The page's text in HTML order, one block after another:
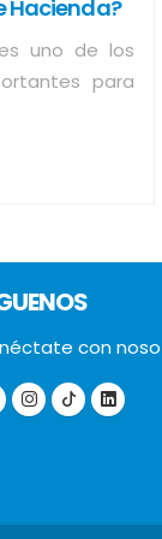
Hacienda?
uno de los
para
con